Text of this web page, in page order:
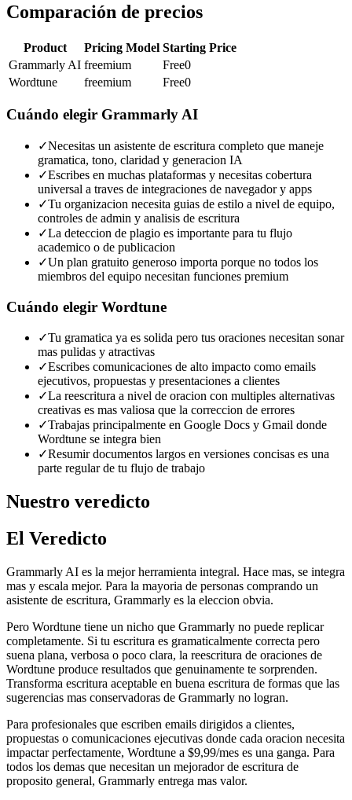
Comparación de precios
Product Pricing Model Starting Price
Grammarly AI freemium Free0
Wordtune
freemium Free0
Cuándo elegir Grammarly AI
✓Necesitas un asistente de escritura completo que maneje
gramatica, tono, claridad y generacion IA
✓Escribes en muchas plataformas y necesitas cobertura
universal a traves de integraciones de navegador y apps
✓Tu organizacion necesita guias de estilo a nivel de equipo,
controles de admin y analisis de escritura
✓La deteccion de plagio es importante para tu flujo
academico o de publicacion
✓Un plan gratuito generoso importa porque no todos los
miembros del equipo necesitan funciones premium
Cuándo elegir Wordtune
✓Tu gramatica ya es solida pero tus oraciones necesitan sonar
mas pulidas y atractivas
✓Escribes comunicaciones de alto impacto como emails
ejecutivos, propuestas y presentaciones a clientes
✓La reescritura a nivel de oracion con multiples alternativas
creativas es mas valiosa que la correccion de errores
✓Trabajas principalmente en Google Docs y Gmail donde
Wordtune se integra bien
✓Resumir documentos largos en versiones concisas es una
parte regular de tu flujo de trabajo
Nuestro veredicto
El Veredicto
Grammarly AI es la mejor herramienta integral. Hace mas, se integra
mas y escala mejor. Para la mayoria de personas comprando un
asistente de escritura, Grammarly es la eleccion obvia.
Pero Wordtune tiene un nicho que Grammarly no puede replicar
completamente. Si tu escritura es gramaticalmente correcta pero
suena plana, verbosa o poco clara, la reescritura de oraciones de
Wordtune produce resultados que genuinamente te sorprenden.
Transforma escritura aceptable en buena escritura de formas que las
sugerencias mas conservadoras de Grammarly no logran.
Para profesionales que escriben emails dirigidos a clientes,
propuestas o comunicaciones ejecutivas donde cada oracion necesita
impactar perfectamente, Wordtune a $9,99/mes es una ganga. Para
todos los demas que necesitan un mejorador de escritura de
proposito general, Grammarly entrega mas valor.